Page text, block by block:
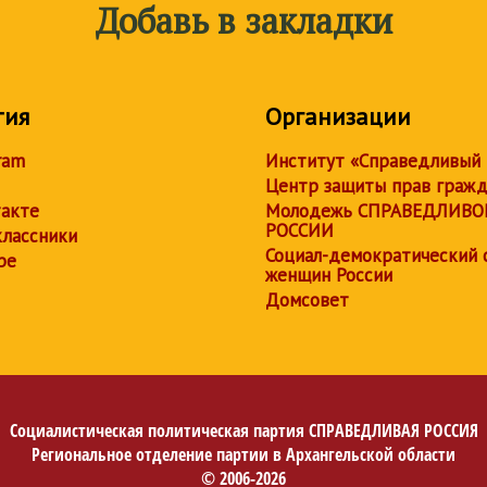
Добавь в закладки
Организации
Институт «Справедливый
Центр защиты прав
Молодежь
РОССИИ
Социал-демократический
женщин России
Домсовет
Социалистическая политическая партия СПРАВЕДЛИВАЯ РОССИЯ
Региональное отделение партии в Архангельской области
© 2006-2026